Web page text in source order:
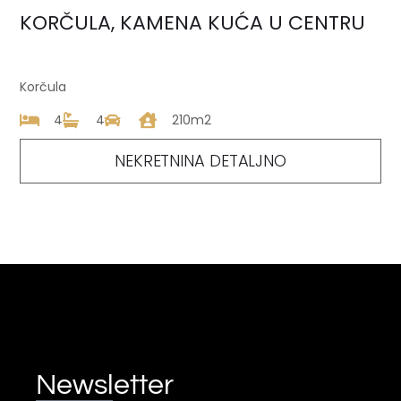
KORČULA, KAMENA KUĆA U CENTRU
Korčula
4
4 210m2
NEKRETNINA DETALJNO
Newsletter